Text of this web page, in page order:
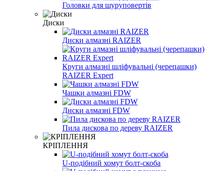
Головки для шуруповертів
Диски
Диски алмазні RAIZER
Круги алмазні шліфувальні (черепашки)
RAIZER Expert
Чашки алмазні FDW
Диски алмазні FDW
Пила дискова по дереву RAIZER
КРІПЛЕННЯ
U-подібний хомут болт-скоба